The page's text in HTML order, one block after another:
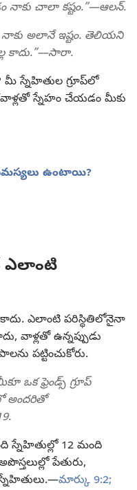
నాకు చాలా కష్టం.”—ఆలన్‌.
నాకు అలానే ఇష్టం. తెలియని
కాదు.”​—సారా.
స్నేహితుల గ్రూప్‌లో
స్నేహం చేయడం మీకు
ఉంటాయి?
ఎలాంటి
కాదు. ఎలాంటి పరిస్థితిలోనైనా
వాళ్లతో ఉన్నప్పుడు
పట్టించుకోరు.
ఒక ఫ్రెండ్స్‌ గ్రూప్‌
అందరితో
స్నేహితుల్లో 12 మంది
పేతురు,
మార్కు 9:2;